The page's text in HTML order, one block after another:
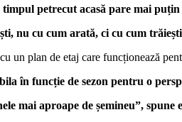
petrecut acasă pare mai
nu cu cum arată, ci cu cum
un plan de etaj care funcționează
în funcție de sezon pentru o
mai aproape de șemineu”, spune